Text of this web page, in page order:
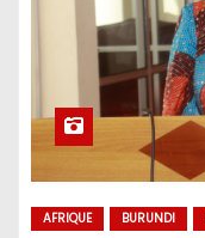
AFRIQUE BURUNDI